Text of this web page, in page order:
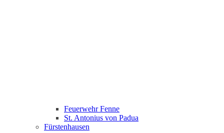
Feuerwehr Fenne
St. Antonius von Padua
Fürstenhausen